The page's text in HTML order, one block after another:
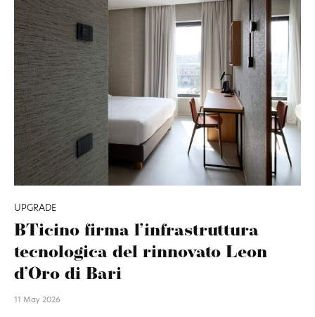
UPGRADE
BTicino firma l’infrastruttura
tecnologica del rinnovato Leon
d’Oro di Bari
11 May 2026